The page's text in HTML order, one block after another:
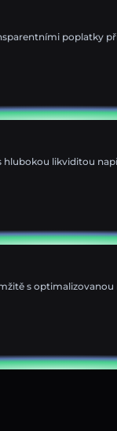
poplatky
hlubokou likviditou
s